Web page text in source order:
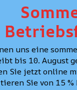
uns eine
bis 10. August
Sie jetzt online
Sie von 15 %